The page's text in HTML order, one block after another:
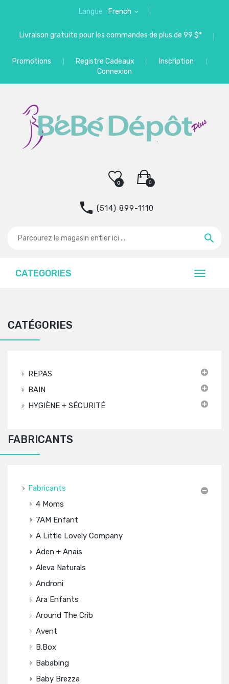
Langue French
Livraison gratuite pour les commandes de plus de 99 $*
Promotions Registre Cadeaux
Inscription
Connexion
0
0
(514) 899-1110
CATEGORIES
CATÉGORIES
REPAS
BAIN
HYGIÈNE + SÉCURITÉ
FABRICANTS
Fabricants
4 Moms
7AM Enfant
A Little Lovely Company
Aden + Anais
Aleva Naturals
Androni
Ara Enfants
Around The Crib
Avent
B.box
Bababing
Baby Brezza